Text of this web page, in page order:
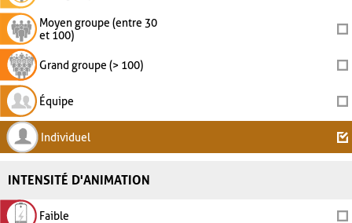
Moyen groupe (entre 30
et 100)
Grand groupe (> 100)
Équipe
Individuel
INTENSITÉ D'ANIMATION
Faible